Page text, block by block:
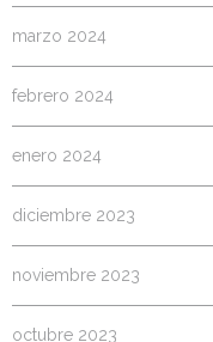
marzo 2024
febrero 2024
enero 2024
diciembre 2023
noviembre 2023
octubre 2023